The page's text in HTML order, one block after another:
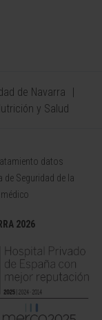
de Navarra
y Salud
datos
de Seguridad de la
2026